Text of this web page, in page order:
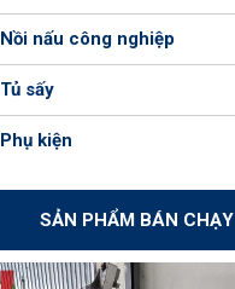
Nồi nấu công nghiệp
Tủ sấy
Phụ kiện
SẢN PHẨM BÁN CHẠY